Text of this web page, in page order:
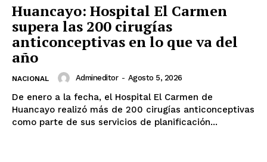
Huancayo: Hospital El Carmen
supera las 200 cirugías
anticonceptivas en lo que va del
año
NACIONAL Admineditor - Agosto 5, 2026
De enero a la fecha, el Hospital El Carmen de
Huancayo realizó más de 200 cirugías anticonceptivas
como parte de sus servicios de planificación...